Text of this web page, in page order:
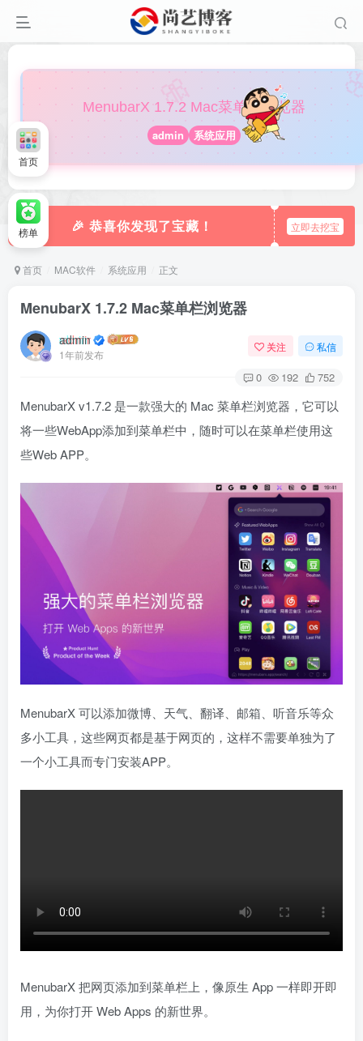
🎀
MenubarX 1.7.2 Mac菜单栏浏览器
admin 系统应用
🎉 恭喜你发现了宝藏！ 立即去挖宝
首页 MAC软件 系统应用 正文
MenubarX 1.7.2 Mac菜单栏浏览器
admin
1年前发布
关注 私信
0 192 752
MenubarX v1.7.2 是一款强大的 Mac 菜单栏浏览器，它可以
将一些WebApp添加到菜单栏中，随时可以在菜单栏使用这
些Web APP。
MenubarX 可以添加微博、天气、翻译、邮箱、听音乐等众
多小工具，这些网页都是基于网页的，这样不需要单独为了
一个小工具而专门安装APP。
MenubarX 把网页添加到菜单栏上，像原生 App 一样即开即
用，为你打开 Web Apps 的新世界。
首页
榜单